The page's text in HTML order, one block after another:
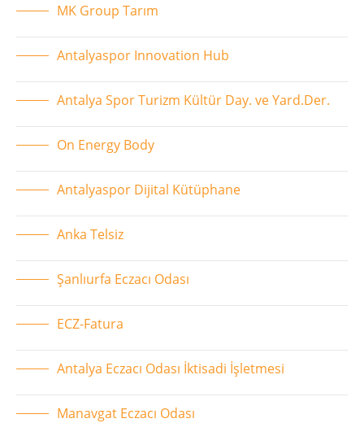
MK Group Tarım
Antalyaspor Innovation Hub
Antalya Spor Turizm Kültür Day. ve Yard.Der.
On Energy Body
Antalyaspor Dijital Kütüphane
Anka Telsiz
Şanlıurfa Eczacı Odası
ECZ-Fatura
Antalya Eczacı Odası İktisadi İşletmesi
Manavgat Eczacı Odası